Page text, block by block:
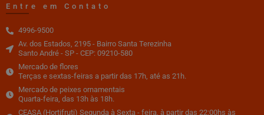
Entre em Contato
4996-9500
Av. dos Estados, 2195 - Bairro Santa Terezinha
Santo André - SP - CEP: 09210-580
Mercado de flores
Terças e sextas-feiras a partir das 17h, até as 21h.
Mercado de peixes ornamentais
Quarta-feira, das 13h às 18h.
CEASA (Hortifruti) Segunda à Sexta - feira, à partir das 22:00hs às